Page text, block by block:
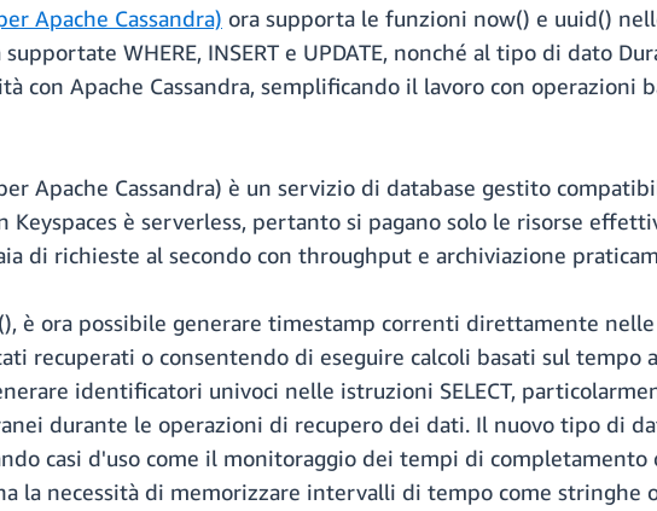
Apache Cassandra) ora supporta le funzioni now() e uuid()
WHERE, INSERT e UPDATE, nonché al tipo di dato
con Apache Cassandra, semplificando il lavoro con
Apache Cassandra) è un servizio di database gestito
Keyspaces è serverless, pertanto si pagano solo le risorse
di richieste al secondo con throughput e archiviazione
è ora possibile generare timestamp correnti direttamente
recuperati o consentendo di eseguire calcoli basati sul
identificatori univoci nelle istruzioni SELECT,
durante le operazioni di recupero dei dati. Il nuovo tipo di
casi d'uso come il monitoraggio dei tempi di
la necessità di memorizzare intervalli di tempo come stringhe